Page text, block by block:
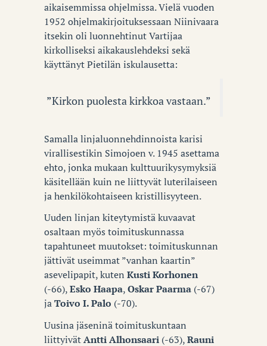
aikaisemmissa ohjelmissa. Vielä vuoden
1952 ohjelmakirjoituksessaan Niinivaara
itsekin oli luonnehtinut Vartijaa
kirkolliseksi aikakauslehdeksi sekä
käyttänyt Pietilän iskulausetta:
”Kirkon puolesta kirkkoa vastaan.”
Samalla linjaluonnehdinnoista karisi
virallisestikin Simojoen v. 1945 asettama
ehto, jonka mukaan kulttuurikysymyksiä
käsitellään kuin ne liittyvät luterilaiseen
ja henkilökohtaiseen kristillisyyteen.
Uuden linjan kiteytymistä kuvaavat
osaltaan myös toimituskunnassa
tapahtuneet muutokset: toimituskunnan
jättivät useimmat ”vanhan kaartin”
asevelipapit, kuten Kusti Korhonen
(-66),Esko Haapa,Oskar Paarma (-67)
jaToivo I. Palo (-70).
Uusina jäseninä toimituskuntaan
liittyivätAntti Alhonsaari (-63),Rauni